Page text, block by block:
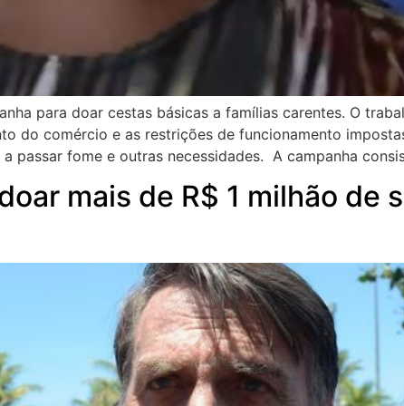
para doar cestas básicas a famílias carentes. O
do comércio e as restrições de funcionamento
passar fome e outras necessidades. A campanha
mais de R$ 1 milhão de